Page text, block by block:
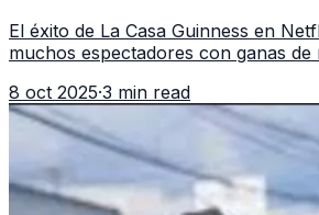
El éxito de La Casa Guinness en
muchos espectadores con ganas de
político, económic
8 oct 2025·3 min read